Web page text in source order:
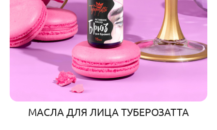
МАСЛА ДЛЯ ЛИЦА ТУБЕРОЗАТТА